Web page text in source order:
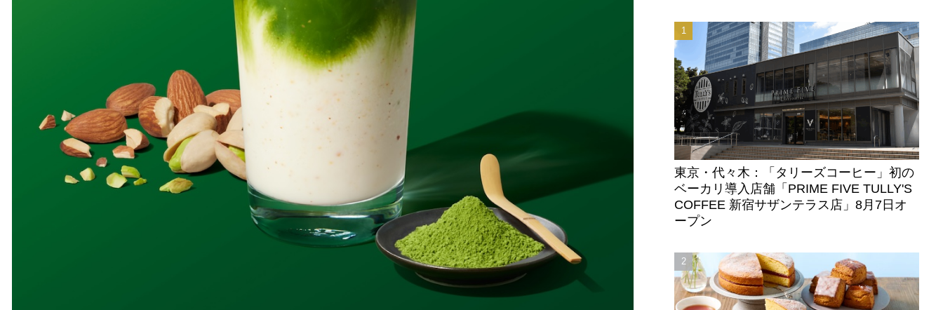
東京・代々木：「タリーズコーヒー」初の
ベーカリ導入店舗「PRIME FIVE TULLY'S
COFFEE 新宿サザンテラス店」8月7日オ
ープン